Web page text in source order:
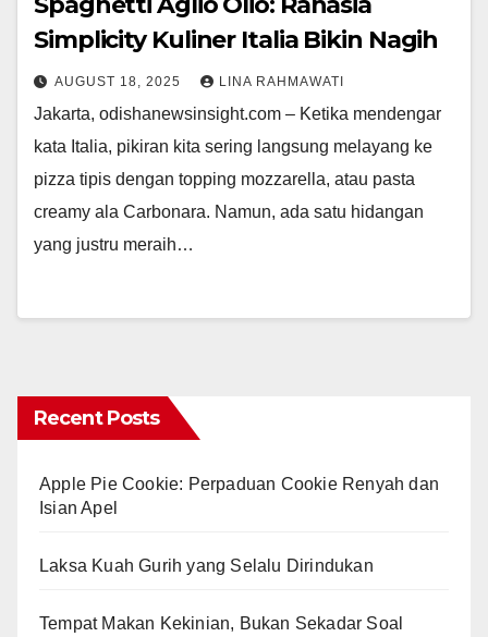
Simplicity Kuliner Italia Bikin Nagih
AUGUST 18, 2025 LINA RAHMAWATI
Jakarta, odishanewsinsight.com – Ketika mendengar
kata Italia, pikiran kita sering langsung melayang ke
pizza tipis dengan topping mozzarella, atau pasta
creamy ala Carbonara. Namun, ada satu hidangan
yang justru meraih…
Recent Posts
Apple Pie Cookie: Perpaduan Cookie Renyah dan
Isian Apel
Laksa Kuah Gurih yang Selalu Dirindukan
Tempat Makan Kekinian, Bukan Sekadar Soal